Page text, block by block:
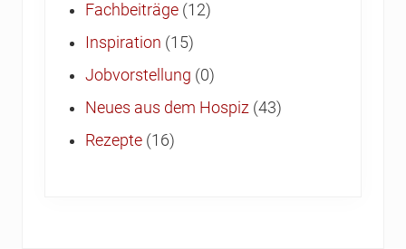
Fachbeiträge (12)
Inspiration (15)
Jobvorstellung (0)
Neues aus dem Hospiz (43)
Rezepte (16)